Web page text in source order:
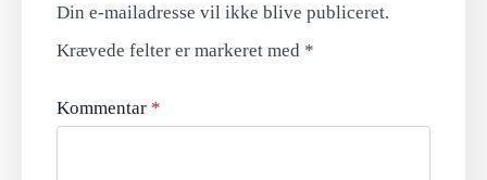
Din e-mailadresse vil ikke blive publiceret.
Krævede felter er markeret med *
Kommentar *